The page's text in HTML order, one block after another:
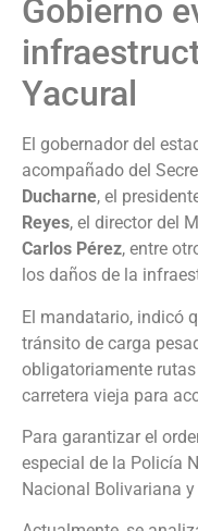
Gobierno
Yacural
El gobernador del
acompañado del
Ducharne, el
Reyes, el director del
Carlos Pérez, entre
los daños de la
El mandatario, indicó
tránsito de carga
obligatoriamente
carretera vieja para
Para garantizar el
especial de la Policía
Nacional Bolivariana